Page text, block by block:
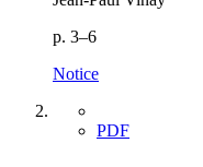
p. 3–6
Notice
PDF